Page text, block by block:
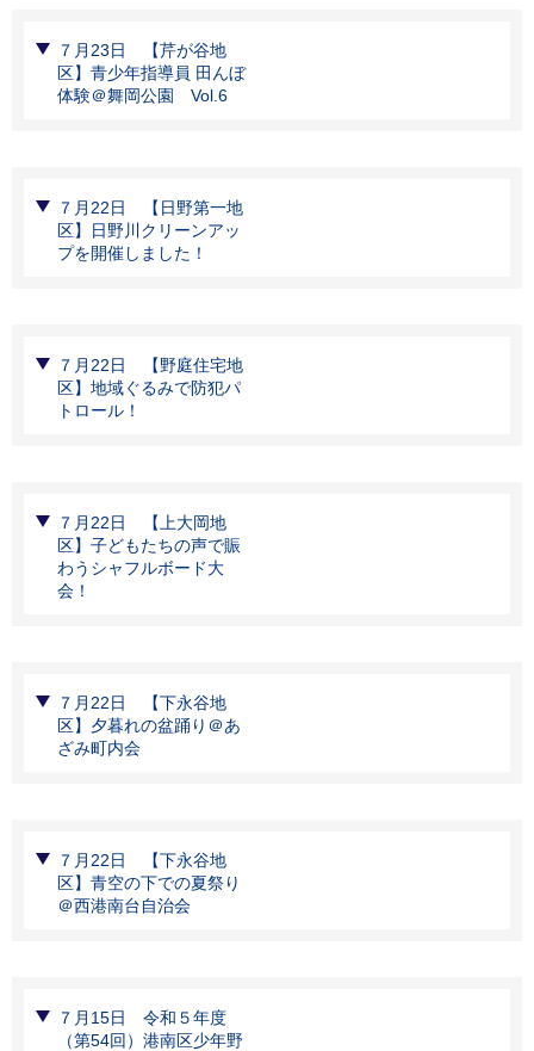
７月23日 【芹が谷地
区】青少年指導員 田んぼ
体験＠舞岡公園 Vol.6
７月22日 【日野第一地
区】日野川クリーンアッ
プを開催しました！
７月22日 【野庭住宅地
区】地域ぐるみで防犯パ
トロール！
７月22日 【上大岡地
区】子どもたちの声で賑
わうシャフルボード大
会！
７月22日 【下永谷地
区】夕暮れの盆踊り＠あ
ざみ町内会
７月22日 【下永谷地
区】青空の下での夏祭り
＠西港南台自治会
７月15日 令和５年度
（第54回）港南区少年野